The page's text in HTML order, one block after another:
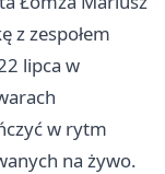
z zespołem
lipca w
w rytm
na żywo.